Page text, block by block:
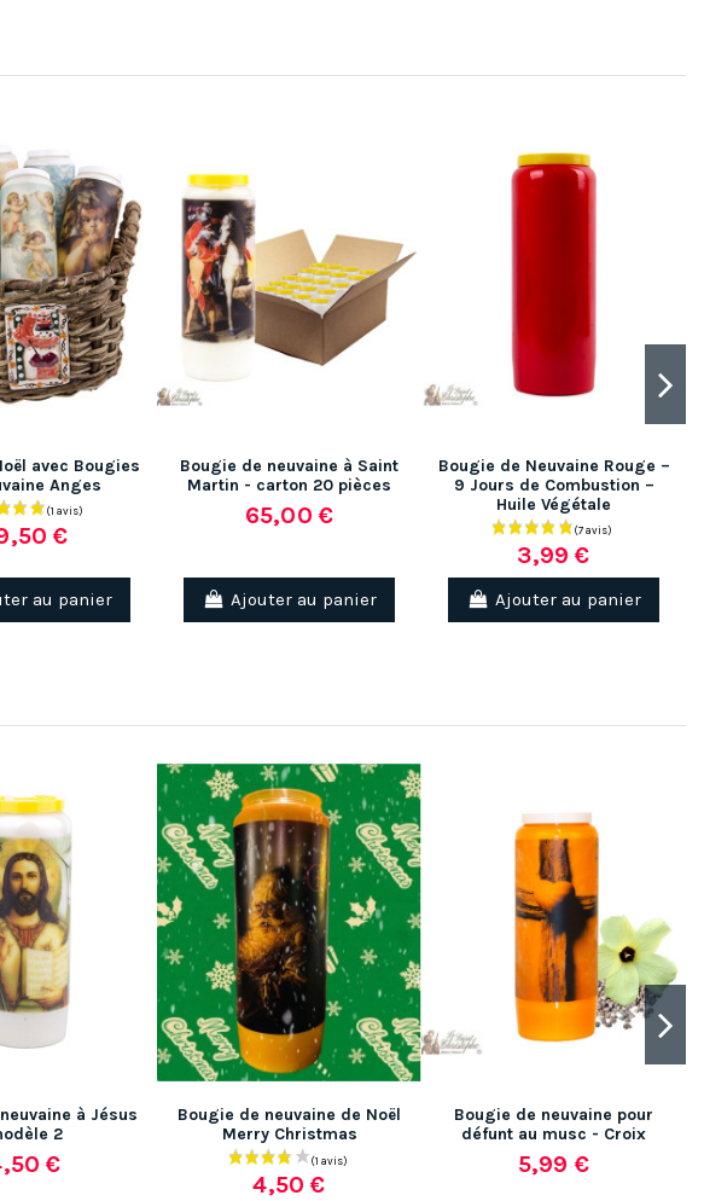
avec Bougies
Anges
€
au panier
Bougie de neuvaine à Saint
Martin - carton 20 pièces
65,00 €
Ajouter au panier
Bougie de Neuvaine Rouge –
9 Jours de Combustion –
Huile Végétale
3,99 €
Ajouter au panier
à Jésus
2
€
Bougie de neuvaine de Noël
Merry Christmas
4,50 €
Bougie de neuvaine pour
défunt au musc - Croix
5,99 €